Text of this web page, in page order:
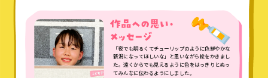
「夜でも明るくてチューリップのように色鮮やかな
新潟になってほしいな」と思いながら絵をかきまし
た。遠くからでも見えるように色をはっきりとぬっ
てみんなに伝わるようにしました。